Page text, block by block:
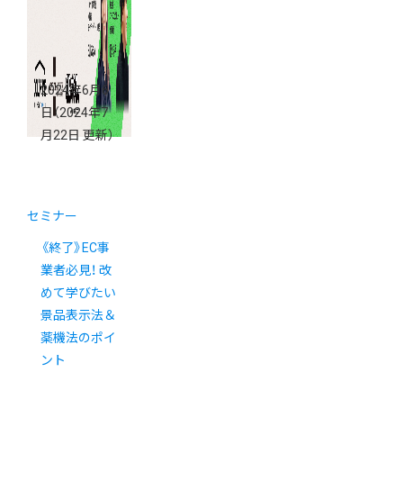
2024年6月6
日（2024年7
月22日 更新）
セミナー
《終了》EC事
業者必見！ 改
めて学びたい
景品表示法＆
薬機法のポイ
ント